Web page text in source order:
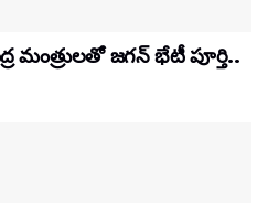
మంత్రులతో జగన్ భేటీ పూర్తి..